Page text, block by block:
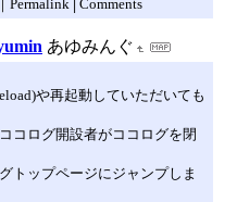
Permalink│Comments
あゆみんぐ
や再起動していただいても
コログ開設者がココログを閉
トップページにジャンプしま